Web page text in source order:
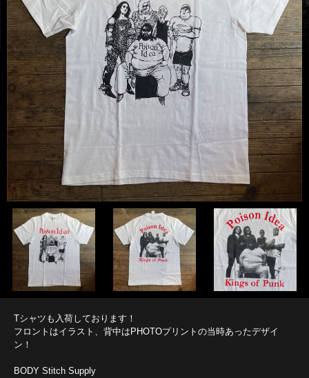
Tシャツも入荷しております！
フロントはイラスト、背中はPHOTOプリントの当時あったデザイ
ン！
BODY Stitch Supply